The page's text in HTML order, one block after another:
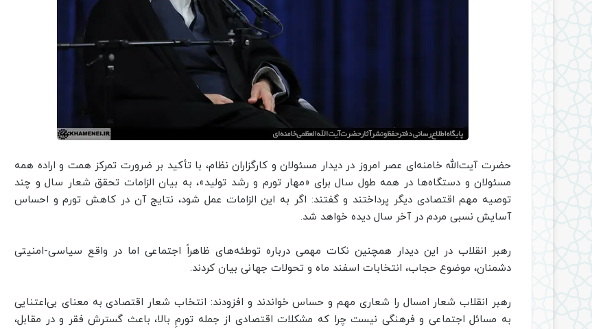
حضرت آیت‌الله خامنه‌ای عصر امروز در دیدار مسئولان و کارگزاران نظام، با تأکید بر ضرورت تمرکز همت و اراده همه
مسئولان و دستگاه‌ها در همه طول سال برای «مهار تورم و رشد تولید»، به بیان الزامات تحقق شعار سال و چند
توصیه مهم اقتصادی دیگر پرداختند و گفتند: اگر به این الزامات عمل شود، نتایج آن در کاهش تورم و احساس
آسایش نسبی مردم در آخر سال دیده خواهد شد.
رهبر انقلاب در این دیدار همچنین نکات مهمی درباره توطئه‌‌های ظاهراً اجتماعی اما در واقع سیاسی-امنیتی
دشمنان، موضوع حجاب، انتخابات اسفند ماه و تحولات جهانی بیان کردند.
رهبر انقلاب شعار امسال را شعاری مهم و حساس خواندند و افزودند: انتخاب شعار اقتصادی به معنای بی‌اعتنایی
به مسائل اجتماعی و فرهنگی نیست چرا که مشکلات اقتصادی از جمله تورمِ بالا، باعث گسترش فقر و در مقابل،